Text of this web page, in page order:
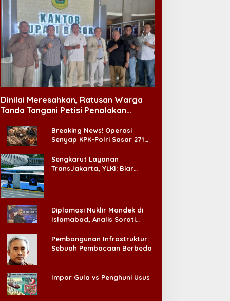
Dinilai Meresahkan, Ratusan Warga
Tanda Tangani Petisi Penolakan
Breaking News! Operasi
Senyap KPK-Polri Sasar 271
Ada ‘Badai Pemeriksaan’
Sengkarut Layanan
TransJakarta, YLKI: Biar
Diplomasi Nuklir Mandek di
Islamabad, Analis Soroti
Pembangunan Infrastruktur:
Sebuah Pembacaan Berbeda
Impor Gula vs Penghuni Usus